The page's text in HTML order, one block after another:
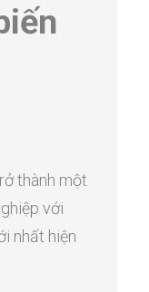
thành một
với
nhất hiện